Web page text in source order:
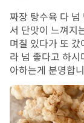
짜장 탕수육 다
서 단맛이 느껴지
며칠 있다가 또 갔
라 넘 좋다고 하
아하는게 분명합